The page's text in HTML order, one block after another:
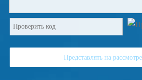
Представлять на